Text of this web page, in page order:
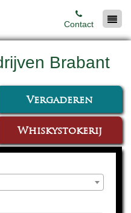
Contact
Brabant
Vergaderen
Whiskystokerij